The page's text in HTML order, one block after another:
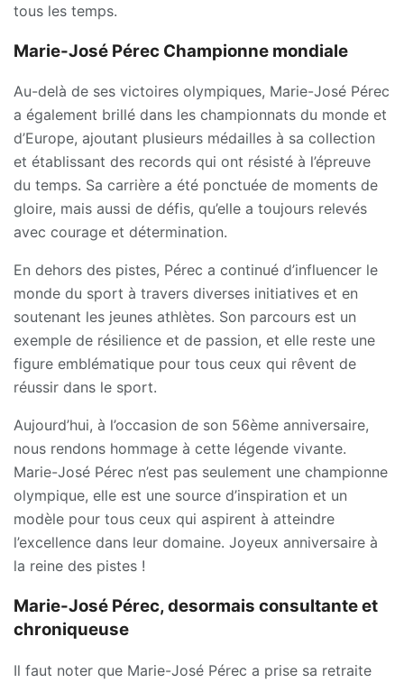
tous les temps.
Marie-José Pérec Championne mondiale
Au-delà de ses victoires olympiques, Marie-José Pérec
a également brillé dans les championnats du monde et
d’Europe, ajoutant plusieurs médailles à sa collection
et établissant des records qui ont résisté à l’épreuve
du temps. Sa carrière a été ponctuée de moments de
gloire, mais aussi de défis, qu’elle a toujours relevés
avec courage et détermination.
En dehors des pistes, Pérec a continué d’influencer le
monde du sport à travers diverses initiatives et en
soutenant les jeunes athlètes. Son parcours est un
exemple de résilience et de passion, et elle reste une
figure emblématique pour tous ceux qui rêvent de
réussir dans le sport.
Aujourd’hui, à l’occasion de son 56ème anniversaire,
nous rendons hommage à cette légende vivante.
Marie-José Pérec n’est pas seulement une championne
olympique, elle est une source d’inspiration et un
modèle pour tous ceux qui aspirent à atteindre
l’excellence dans leur domaine. Joyeux anniversaire à
la reine des pistes !
Marie-José Pérec, desormais consultante et
chroniqueuse
Il faut noter que Marie-José Pérec a prise sa retraite